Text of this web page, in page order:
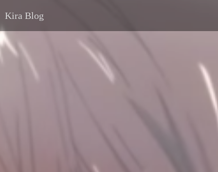
Kira Blog